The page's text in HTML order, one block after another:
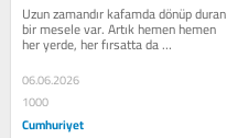
Uzun zamandır kafamda dönüp duran
bir mesele var. Artık hemen hemen
her yerde, her fırsatta da
konuşuluyor. Tartışılıyor, tepki
çekiyor ama...
06.06.2026
1000
Cumhuriyet